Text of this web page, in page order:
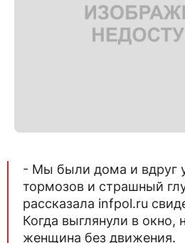
- Мы были дома и вдруг
тормозов и страшный
рассказала infpol.ru
Когда выглянули в окно,
женщина без движения.